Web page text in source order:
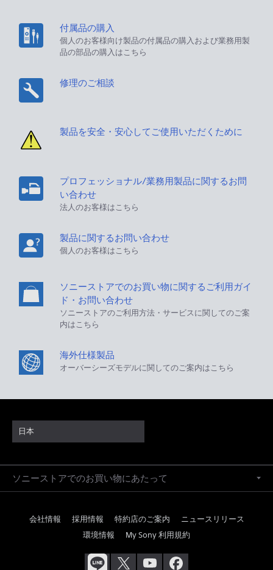
付属品の購入
個人のお客様向け製品の付属品の購入および業務用製
品の部品の購入はこちら
修理のご相談
製品を安全・安心してご使用いただくために
プロフェッショナル/業務用製品に関するお問
い合わせ
法人のお客様はこちら
製品に関するお問い合わせ
個人のお客様はこちら
ソニーストアでのお買い物に関するご利用ガイ
ド・お問い合わせ
ソニーストアのご利用方法・サービスに関してのご案
内はこちら
海外仕様製品
オーバーシーズモデルに関してのご案内はこちら
日本
ソニーストアでのお買い物にあたって
会社情報 採用情報 特約店のご案内
ニュースリリース
環境情報
My Sony 利用規約